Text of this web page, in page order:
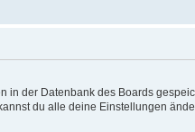
der Datenbank des Boards
du alle deine Einstellungen